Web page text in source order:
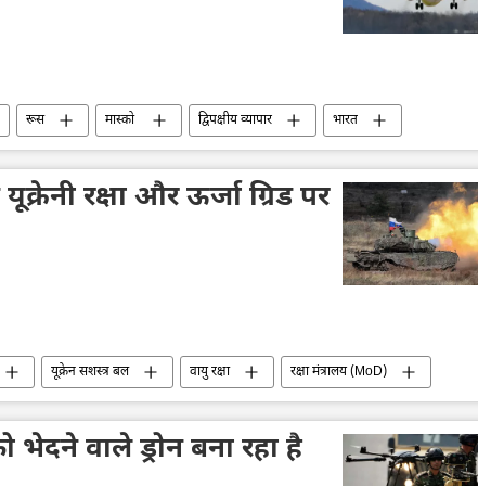
रूस मास्को द्विपक्षीय व्यापार
भारत
तकनीकी विकास
रक्षा और ऊर्जा ग्रिड पर
यूक्रेन सशस्त्र बल वायु रक्षा
रक्षा मंत्रालय (MoD)
ऊर्जा क्षेत्र
लड़ाकू वाहन
भेदने वाले ड्रोन बना रहा है